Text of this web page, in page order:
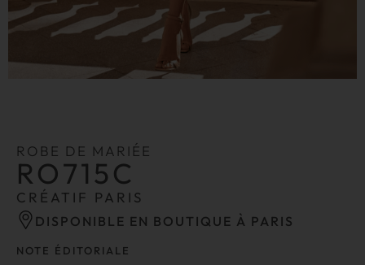
ROBE DE MARIÉE
RO715C
CRÉATIF PARIS
DISPONIBLE EN BOUTIQUE À PARIS
NOTE ÉDITORIALE